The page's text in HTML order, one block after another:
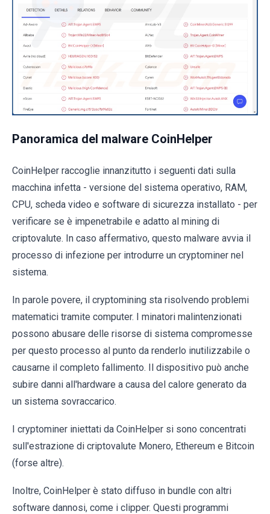
Panoramica del malware CoinHelper
CoinHelper raccoglie innanzitutto i seguenti dati sulla
macchina infetta - versione del sistema operativo, RAM,
CPU, scheda video e software di sicurezza installato - per
verificare se è impenetrabile e adatto al mining di
criptovalute. In caso affermativo, questo malware avvia il
processo di infezione per introdurre un cryptominer nel
sistema.
In parole povere, il cryptomining sta risolvendo problemi
matematici tramite computer. I minatori malintenzionati
possono abusare delle risorse di sistema compromesse
per questo processo al punto da renderlo inutilizzabile o
causarne il completo fallimento. Il dispositivo può anche
subire danni all'hardware a causa del calore generato da
un sistema sovraccarico.
I cryptominer iniettati da CoinHelper si sono concentrati
sull'estrazione di criptovalute Monero, Ethereum e Bitcoin
(forse altre).
Inoltre, CoinHelper è stato diffuso in bundle con altri
software dannosi, come i clipper. Questi programmi